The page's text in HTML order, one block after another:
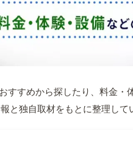
すすめから探したり、料金
と独自取材をもとに整理して